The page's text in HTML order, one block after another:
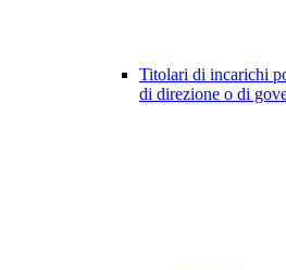
Titolari di incarichi
di direzione o di